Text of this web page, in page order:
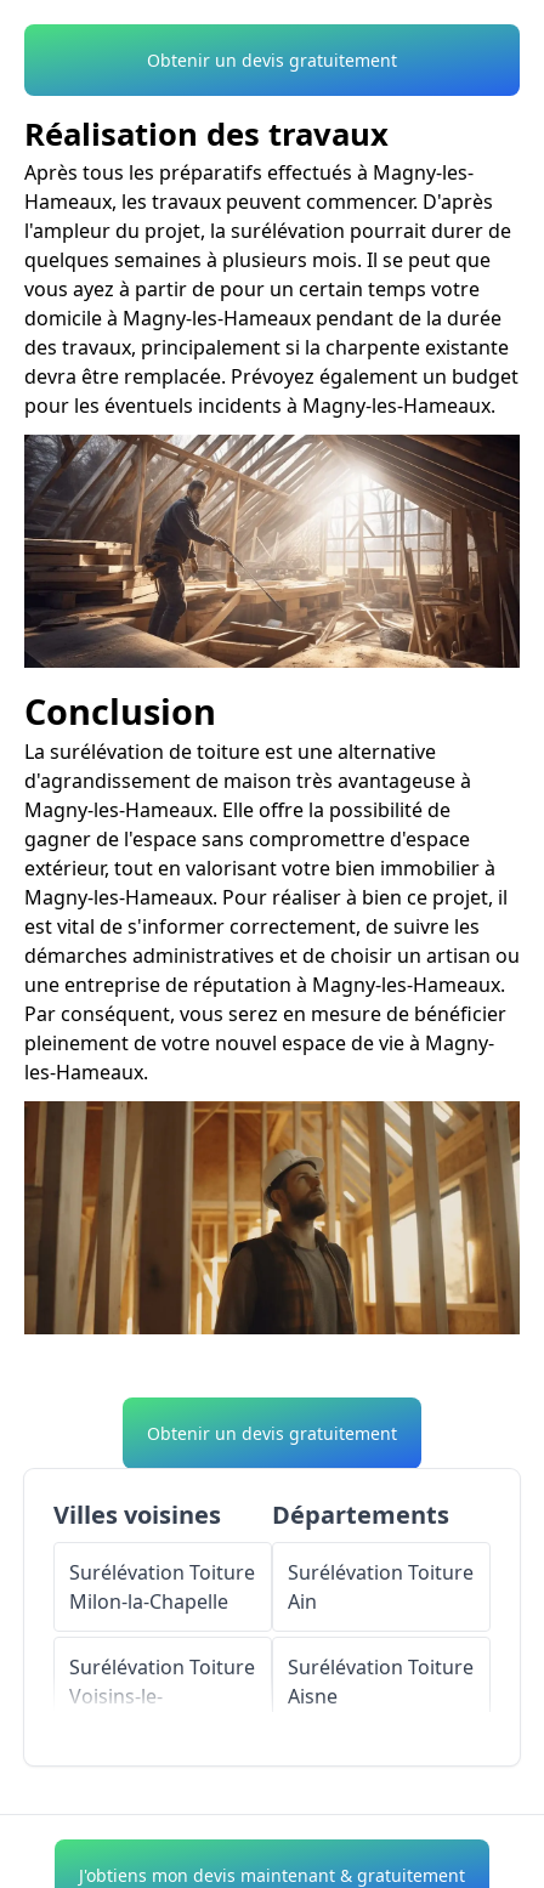
Obtenir un devis gratuitement
Réalisation des travaux
Après tous les préparatifs effectués à Magny-les-
Hameaux, les travaux peuvent commencer. D'après
l'ampleur du projet, la surélévation pourrait durer de
quelques semaines à plusieurs mois. Il se peut que
vous ayez à partir de pour un certain temps votre
domicile à Magny-les-Hameaux pendant de la durée
des travaux, principalement si la charpente existante
devra être remplacée. Prévoyez également un budget
pour les éventuels incidents à Magny-les-Hameaux.
Conclusion
La surélévation de toiture est une alternative
d'agrandissement de maison très avantageuse à
Magny-les-Hameaux. Elle offre la possibilité de
gagner de l'espace sans compromettre d'espace
extérieur, tout en valorisant votre bien immobilier à
Magny-les-Hameaux. Pour réaliser à bien ce projet, il
est vital de s'informer correctement, de suivre les
démarches administratives et de choisir un artisan ou
une entreprise de réputation à Magny-les-Hameaux.
Par conséquent, vous serez en mesure de bénéficier
pleinement de votre nouvel espace de vie à Magny-
les-Hameaux.
Obtenir un devis gratuitement
Villes voisines
Surélévation Toiture
Milon-la-Chapelle
Surélévation Toiture
Voisins-le-
Châteaufort
Départements
Surélévation Toiture
Ain
Surélévation Toiture
Aisne
Surélévation Toiture
J'obtiens mon devis maintenant & gratuitement